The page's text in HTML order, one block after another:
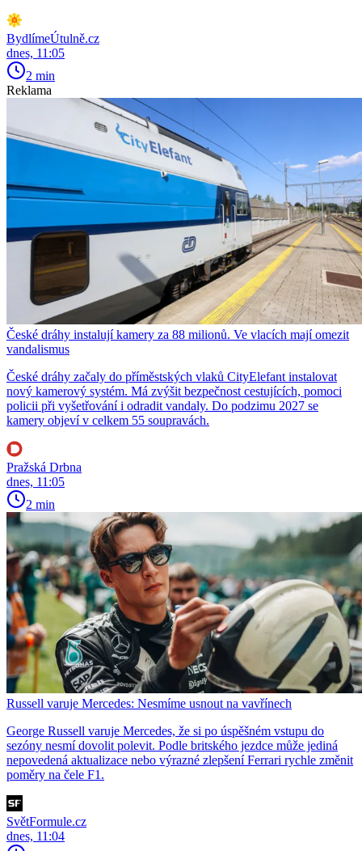
BydlímeÚtulně.cz
dnes, 11:05
2 min
Reklama
České dráhy instalují kamery za 88 milionů. Ve vlacích mají omezit
vandalismus
České dráhy začaly do příměstských vlaků CityElefant instalovat
nový kamerový systém. Má zvýšit bezpečnost cestujících, pomoci
policii při vyšetřování i odradit vandaly. Do podzimu 2027 se
kamery objeví v celkem 55 soupravách.
Pražská Drbna
dnes, 11:05
2 min
Russell varuje Mercedes: Nesmíme usnout na vavřínech
George Russell varuje Mercedes, že si po úspěšném vstupu do
sezóny nesmí dovolit polevit. Podle britského jezdce může jediná
nepovedená aktualizace nebo výrazné zlepšení Ferrari rychle změnit
poměry na čele F1.
SvětFormule.cz
dnes, 11:04